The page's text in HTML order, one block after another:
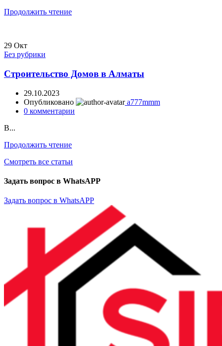
Продолжить чтение
29 Окт
Без рубрики
Строительство Домов в Алматы
29.10.2023
Опубликовано
a777mmm
0 комментарии
В...
Продолжить чтение
Смотреть все статьи
Задать вопрос в WhatsAPP
Задать вопрос в WhatsAPP